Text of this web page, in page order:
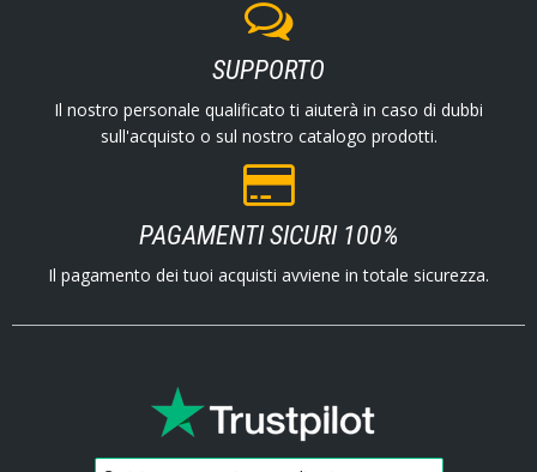
SUPPORTO
Il nostro personale qualificato ti aiuterà in caso di dubbi
sull'acquisto o sul nostro catalogo prodotti.
PAGAMENTI SICURI 100%
Il pagamento dei tuoi acquisti avviene in totale sicurezza.